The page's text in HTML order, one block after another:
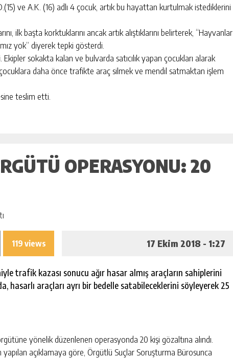
ve A.K. (16) adlı 4 çocuk, artık bu hayattan kurtulmak istediklerini
ilk başta korktuklarını ancak artık alıştıklarını belirterek, “Hayvanlar
yok” diyerek tepki gösterdi.
sokakta kalan ve bulvarda satıcılık yapan çocukları alarak
daha önce trafikte araç silmek ve mendil satmaktan işlem
teslim etti.
OPERASYONU: 20
119 views 17 Ekim 2018 - 1:27
trafik kazası sonucu ağır hasar almış araçların sahiplerini
hasarlı araçları ayrı bir bedelle satabileceklerini söyleyerek 25
yönelik düzenlenen operasyonda 20 kişi gözaltına alındı.
yapılan açıklamaya göre, Örgütlü Suçlar Soruşturma Bürosunca